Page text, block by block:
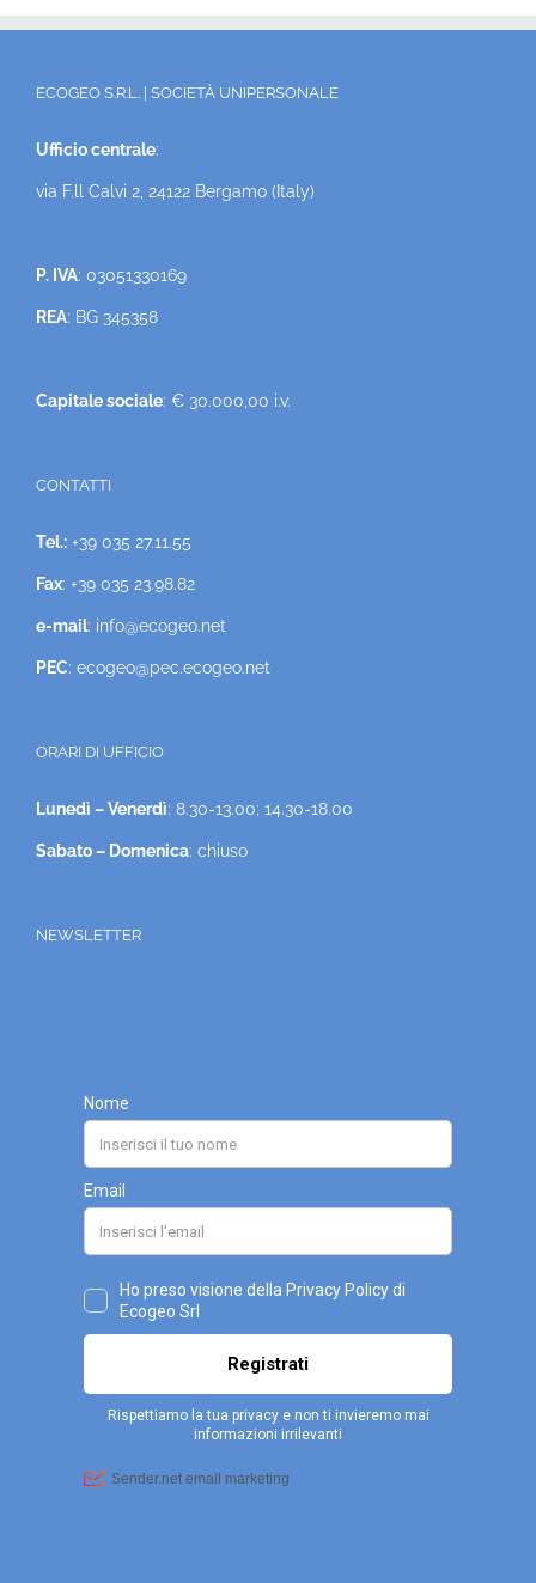
ECOGEO S.R.L. | SOCIETÀ UNIPERSONALE
Ufficio centrale:
via F.ll Calvi 2, 24122 Bergamo (Italy)
P. IVA: 03051330169
REA: BG 345358
Capitale sociale: € 30.000,00 i.v.
CONTATTI
Tel.: +39 035 27.11.55
Fax: +39 035 23.98.82
e-mail: info@ecogeo.net
PEC: ecogeo@pec.ecogeo.net
ORARI DI UFFICIO
Lunedì – Venerdì: 8.30-13.00; 14.30-18.00
Sabato – Domenica: chiuso
NEWSLETTER